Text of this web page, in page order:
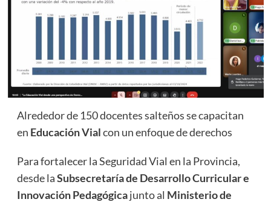
Alrededor de 150 docentes salteños se capacitan
en Educación Vialcon un enfoque de derechos
Para fortalecer la Seguridad Vial en la Provincia,
desde laSubsecretaría de Desarrollo Curricular e
Innovación Pedagógicajunto al Ministerio de